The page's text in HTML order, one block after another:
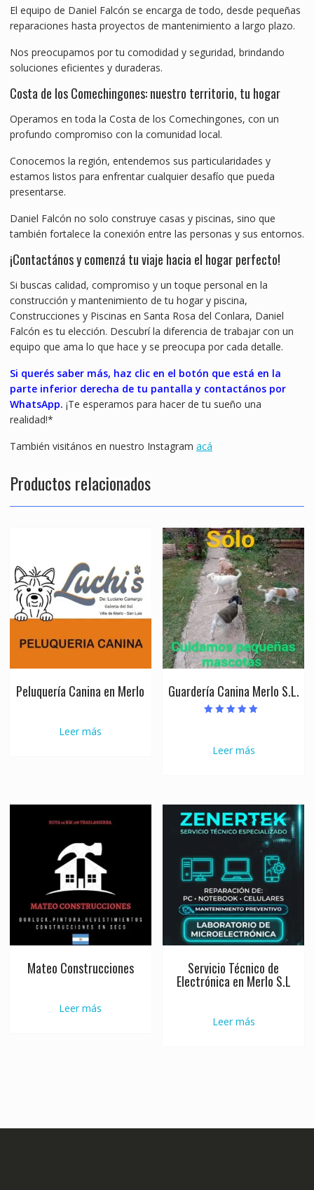
El equipo de Daniel Falcón se encarga de todo, desde pequeñas
reparaciones hasta proyectos de mantenimiento a largo plazo.
Nos preocupamos por tu comodidad y seguridad, brindando
soluciones eficientes y duraderas.
Costa de los Comechingones: nuestro territorio, tu hogar
Operamos en toda la Costa de los Comechingones, con un
profundo compromiso con la comunidad local.
Conocemos la región, entendemos sus particularidades y
estamos listos para enfrentar cualquier desafío que pueda
presentarse.
Daniel Falcón no solo construye casas y piscinas, sino que
también fortalece la conexión entre las personas y sus entornos.
¡Contactános y comenzá tu viaje hacia el hogar perfecto!
Si buscas calidad, compromiso y un toque personal en la
construcción y mantenimiento de tu hogar y piscina,
Construcciones y Piscinas en Santa Rosa del Conlara, Daniel
Falcón es tu elección. Descubrí la diferencia de trabajar con un
equipo que ama lo que hace y se preocupa por cada detalle.
Si queréssaber más, haz clic en el botón que está en la
parte inferior derecha de tu pantalla y contactános por
WhatsApp. ¡Te esperamos para hacer de tu sueño una
realidad!*
También visitános en nuestro Instagram acá
Productos relacionados
Peluquería Canina en Merlo
Leer más
Guardería Canina Merlo S.L.
Leer más
Mateo Construcciones
Leer más
Servicio Técnico de
Electrónica en Merlo S.L
Leer más